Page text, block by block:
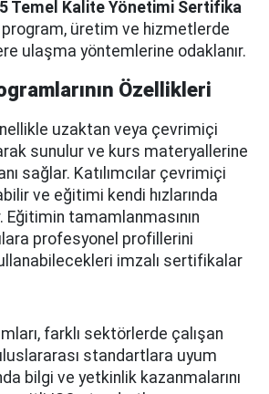
Temel Kalite Yönetimi Sertifika
program, üretim ve hizmetlerde
ulaşma yöntemlerine odaklanır.
Özellikleri
uzaktan veya çevrimiçi
sunulur ve kurs materyallerine
sağlar. Katılımcılar çevrimiçi
ve eğitimi kendi hızlarında
tamamlanmasının
profesyonel profillerini
imzalı sertifikalar
farklı sektörlerde çalışan
standartlara uyum
bilgi ve yetkinlik kazanmalarını